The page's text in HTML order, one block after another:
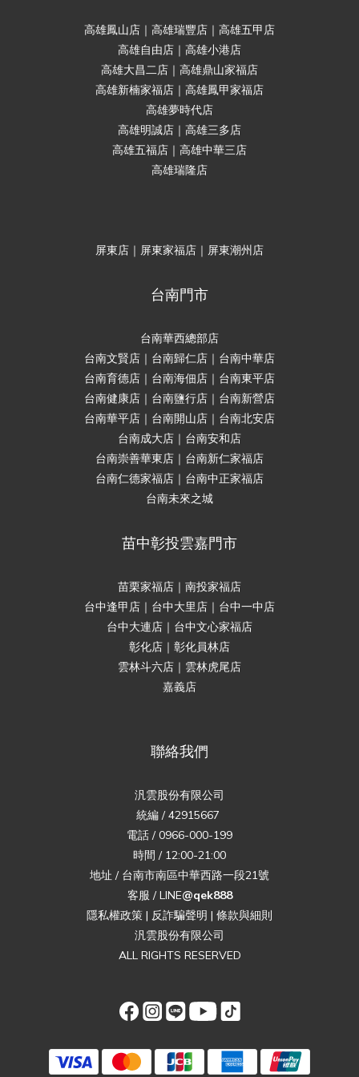
高雄鳳山店｜高雄瑞豐店｜高雄五甲店
高雄自由店｜高雄小港店
高雄大昌二店｜高雄鼎山家福店
高雄新楠家福店｜高雄鳳甲家福店
高雄夢時代店
高雄明誠店｜高雄三多店
高雄五福店｜高雄中華三店
高雄瑞隆店
屏東店｜屏東家福店｜屏東潮州店
台南門市
台南華西總部店
台南文賢店｜台南歸仁店｜台南中華店
台南育德店｜台南海佃店｜台南東平店
台南健康店｜台南鹽行店｜台南新營店
台南華平店｜台南開山店｜台南北安店
台南成大店｜台南安和店
台南崇善華東店｜台南新仁家福店
台南仁德家福店｜台南中正家福店
台南未來之城
苗中彰投雲嘉門市
苗栗家福店｜南投家福店
台中逢甲店｜台中大里店｜台中一中店
台中大連店｜台中文心家福店
彰化店｜彰化員林店
雲林斗六店｜雲林虎尾店
嘉義店
聯絡我們
汎雲股份有限公司
統編 / 42915667
電話 / 0966-000-199
時間 / 12:00-21:00
地址 / 台南市南區中華西路一段21號
客服 / LINE@qek888
隱私權政策 | 反詐騙聲明 | 條款與細則
汎雲股份有限公司
ALL RIGHTS RESERVED